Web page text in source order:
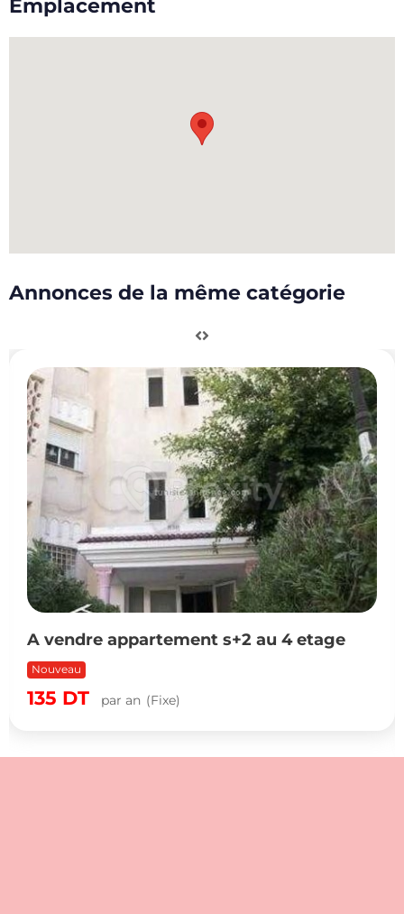
Emplacement
Annonces de la même catégorie
A vendre appartement s+2 au 4 etage
Nouveau
135 DT par an (Fixe)